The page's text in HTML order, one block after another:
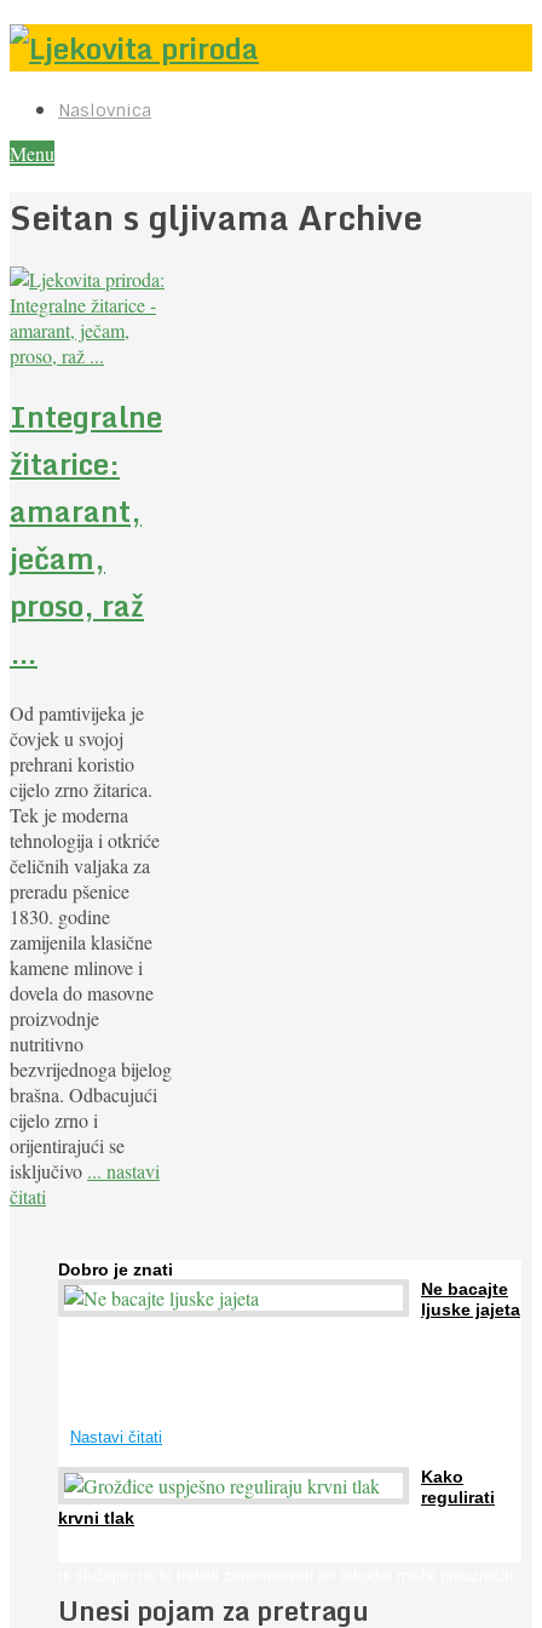
Naslovnica
Menu
Seitan s gljivama Archive
Integralne
žitarice:
amarant,
ječam,
proso, raž
…
Od pamtivijeka je
čovjek u svojoj
prehrani koristio
cijelo zrno žitarica.
Tek je moderna
tehnologija i otkriće
čeličnih valjaka za
preradu pšenice
1830. godine
zamijenila klasične
kamene mlinove i
dovela do masovne
proizvodnje
nutritivno
bezvrijednoga bijelog
brašna. Odbacujući
cijelo zrno i
orijentirajući se
isključivo ... nastavi
čitati
Dobro je znati
Ne bacajte
ljuske jajeta
Nastavi čitati
Kako
regulirati
krvni tlak
...Unesi pojam za pretragu